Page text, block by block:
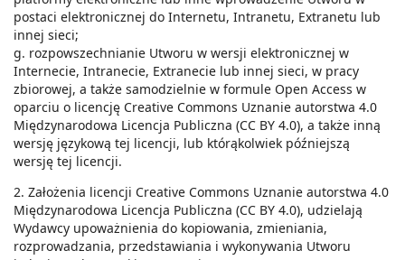
postaci elektronicznej do Internetu, Intranetu, Extranetu lub
innej sieci;
g. rozpowszechnianie Utworu w wersji elektronicznej w
Internecie, Intranecie, Extranecie lub innej sieci, w pracy
zbiorowej, a także samodzielnie w formule Open Access w
oparciu o licencję Creative Commons Uznanie autorstwa 4.0
Międzynarodowa Licencja Publiczna (CC BY 4.0), a także inną
wersję językową tej licencji, lub którąkolwiek późniejszą
wersję tej licencji.
2. Założenia licencji Creative Commons Uznanie autorstwa 4.0
Międzynarodowa Licencja Publiczna (CC BY 4.0), udzielają
Wydawcy upoważnienia do kopiowania, zmieniania,
rozprowadzania, przedstawiania i wykonywania Utworu